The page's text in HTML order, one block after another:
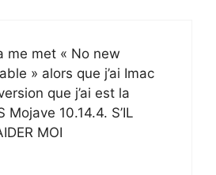
me met « No new
» alors que j’ai Imac
que j’ai est la
Mojave 10.14.4. S’IL
MOI